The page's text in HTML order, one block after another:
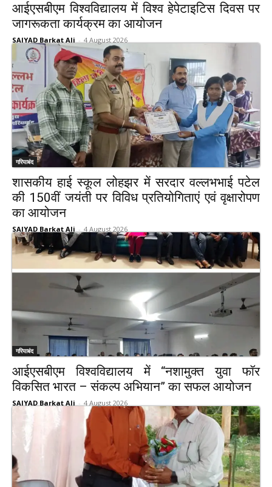
आईएसबीएम विश्वविद्यालय में विश्व हेपेटाइटिस दिवस पर
जागरूकता कार्यक्रम का आयोजन
SAIYAD Barkat Ali - 4 August 2026
गरियाबंद
शासकीय हाई स्कूल लोहझर में सरदार वल्लभभाई पटेल
की 150वीं जयंती पर विविध प्रतियोगिताएं एवं वृक्षारोपण
का आयोजन
SAIYAD Barkat Ali - 4 August 2026
गरियाबंद
आईएसबीएम विश्वविद्यालय में “नशामुक्त युवा फॉर
विकसित भारत – संकल्प अभियान” का सफल आयोजन
SAIYAD Barkat Ali - 4 August 2026